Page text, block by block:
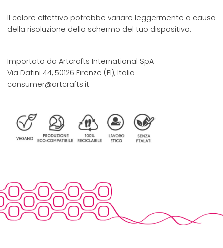
Il colore effettivo potrebbe variare leggermente a causa
della risoluzione dello schermo del tuo dispositivo.
Importato da Artcrafts International SpA
Via Datini 44, 50126 Firenze (FI), Italia
consumer@artcrafts.it